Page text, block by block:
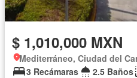
$ 1,010,000 MXN
Mediterráneo, Ciudad del
3 Recámaras
2.5 Baños